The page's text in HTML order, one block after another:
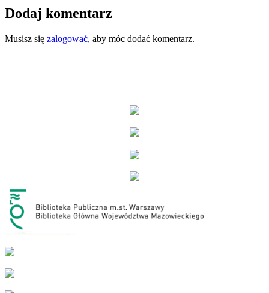
Dodaj komentarz
Musisz się zalogować, aby móc dodać komentarz.